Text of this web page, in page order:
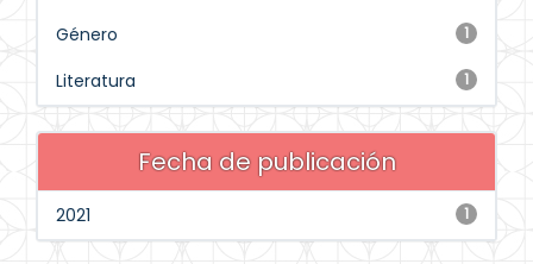
1
Género
1
Literatura
Fecha de publicación
1
2021